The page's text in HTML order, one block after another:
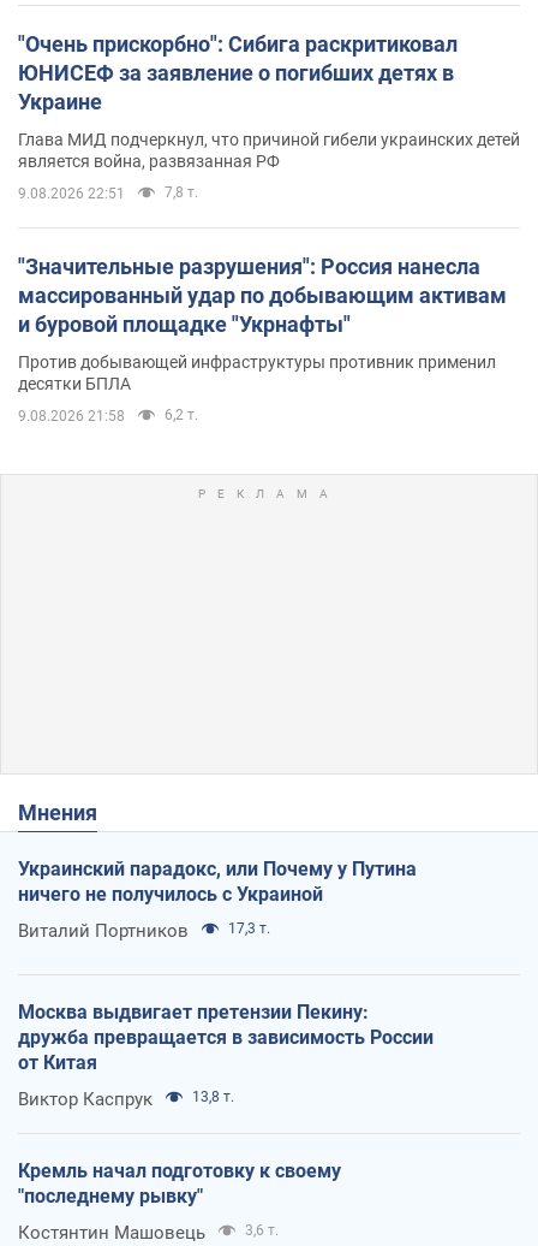
"Очень прискорбно": Сибига раскритиковал
ЮНИСЕФ за заявление о погибших детях в
Украине
Глава МИД подчеркнул, что причиной гибели украинских детей
является война, развязанная РФ
9.08.2026 22:51 7,8 т.
"Значительные разрушения": Россия нанесла
массированный удар по добывающим активам
и буровой площадке "Укрнафты"
Против добывающей инфраструктуры противник применил
десятки БПЛА
9.08.2026 21:58 6,2 т.
Мнения
Украинский парадокс, или Почему у Путина
ничего не получилось с Украиной
Виталий Портников 17,3 т.
Москва выдвигает претензии Пекину:
дружба превращается в зависимость России
от Китая
Виктор Каспрук 13,8 т.
Кремль начал подготовку к своему
"последнему рывку"
Костянтин Машовець 3,6 т.